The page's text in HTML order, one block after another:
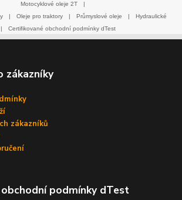
Motocyklové oleje 2T
|
| Oleje pro traktory | Průmyslové oleje |
Hydraulické
| Certifikované obchodní podmínky dTest
zákazníky
zákazníků
podmínky dTest